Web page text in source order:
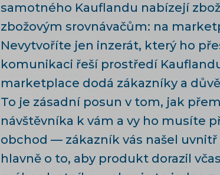
samotného Kauflandu nabízejí
zbožovým srovnávačům: na
Nevytvoříte jen inzerát, který ho
komunikaci řeší prostředí
marketplace dodá zákazníky a
To je zásadní posun v tom, jak
návštěvníka k vám a vy ho musíte
obchod — zákazník vás našel
hlavně o to, aby produkt dorazil